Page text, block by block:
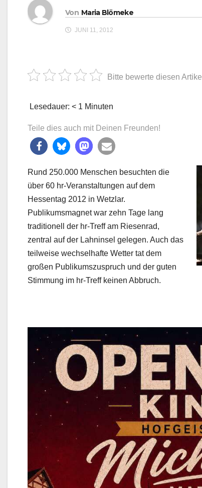
Von Maria Blömeke
JUNI 11, 2012
Bitte bewerte diesen Artikel
Lesedauer: < 1 Minuten
Teile dies auch mit Deinen Freunden!
Rund 250.000 Menschen besuchten die
über 60 hr-Veranstaltungen auf dem
Hessentag 2012 in Wetzlar.
Publikumsmagnet war zehn Tage lang
traditionell der hr-Treff am Riesenrad,
zentral auf der Lahninsel gelegen. Auch das
teilweise wechselhafte Wetter tat dem
großen Publikumszuspruch und der guten
Stimmung im hr-Treff keinen Abbruch.